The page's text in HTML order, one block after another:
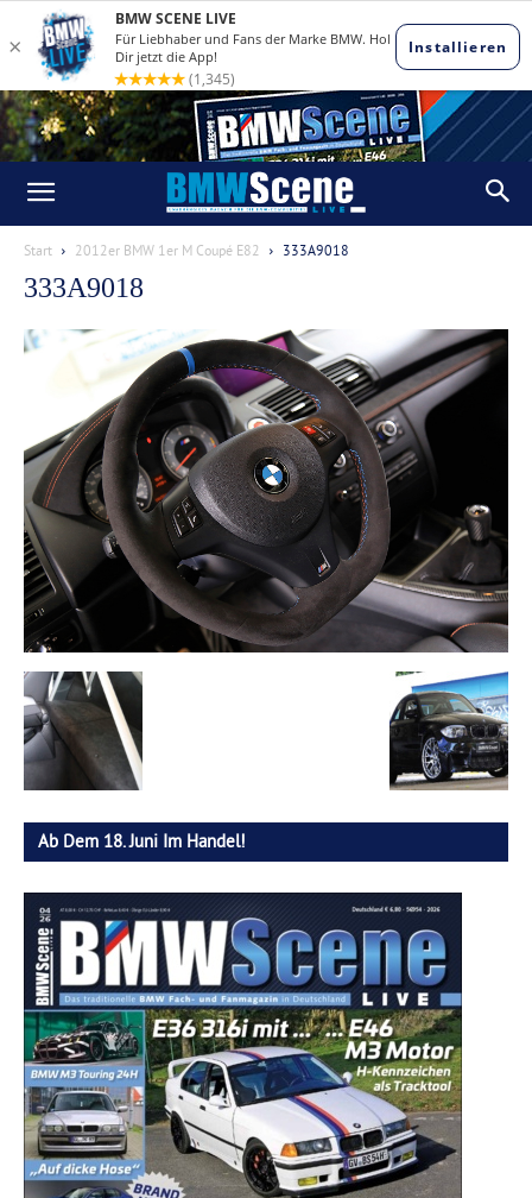
Start 2012er BMW 1er M Coupé E82 333A9018
333A9018
Ab Dem 18. Juni Im Handel!